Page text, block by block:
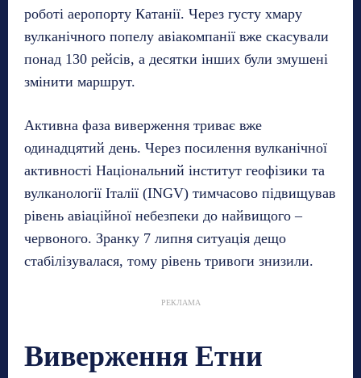
роботі аеропорту Катанії. Через густу хмару
вулканічного попелу авіакомпанії вже скасували
понад 130 рейсів, а десятки інших були змушені
змінити маршрут.
Активна фаза виверження триває вже
одинадцятий день. Через посилення вулканічної
активності Національний інститут геофізики та
вулканології Італії (INGV) тимчасово підвищував
рівень авіаційної небезпеки до найвищого –
червоного. Зранку 7 липня ситуація дещо
стабілізувалася, тому рівень тривоги знизили.
РЕКЛАМА
Виверження Етни